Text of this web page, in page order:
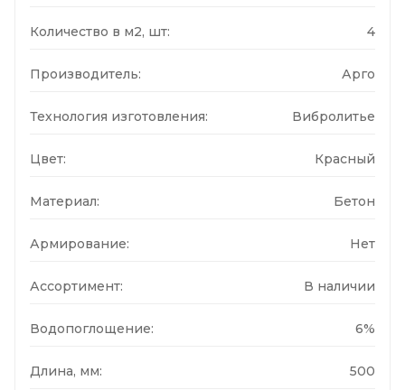
Количество в м2, шт: 4
Производитель: Арго
Технология изготовления: Вибролитье
Цвет: Красный
Материал: Бетон
Армирование: Нет
Ассортимент: В наличии
Водопоглощение: 6%
Длина, мм: 500